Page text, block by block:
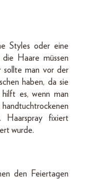
Styles oder eine
Haare müssen
sollte man vor der
haben, da sie
es, wenn man
Haarspray fixiert
wurde.
den Feiertagen